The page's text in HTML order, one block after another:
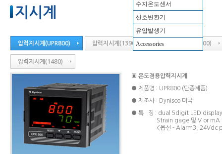
지시계
수지온도센서
신호변환기
유압발생기
Accessories
압력지시계(UPR800) 압력지시계(1390) 압력지시계(UPR900)
압력지시계(1480)
▣ 온도겸용압력지시계
● 제품명 : UPR800 (단종제품)
● 제조사 : Dynisco 미국
● 특 징 : dual 5digit LED
Strain gage 및 V or mA 입력,
<옵션 - Alarm3, 24Vdc